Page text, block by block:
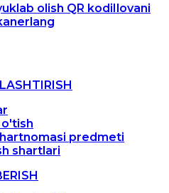
Ilovani
predmeti
shartlari